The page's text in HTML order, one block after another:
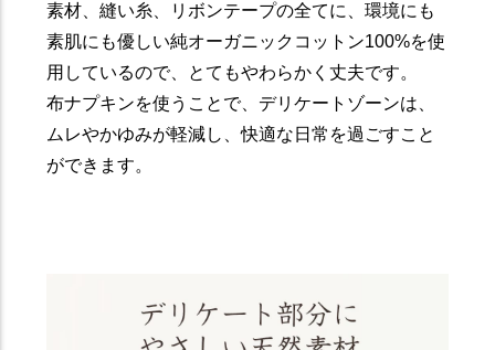
素材、縫い糸、リボンテープの全てに、環境にも
素肌にも優しい純オーガニックコットン100%を使
用しているので、とてもやわらかく丈夫です。
布ナプキンを使うことで、デリケートゾーンは、
ムレやかゆみが軽減し、快適な日常を過ごすこと
ができます。